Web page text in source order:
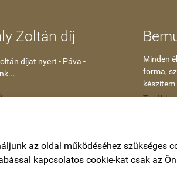
az oldal működéséhez szükséges
kapcsolatos cookie-kat csak az Ön
Zoltán díj
díjat nyert - Páva -
Minden
forma,
Tovább